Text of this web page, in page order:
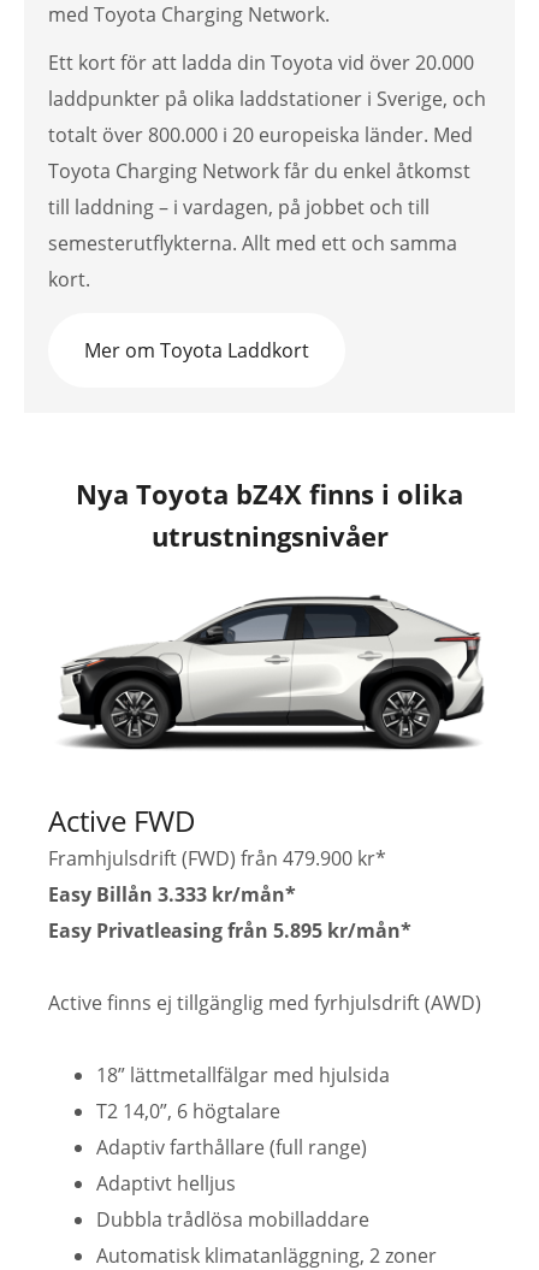
med Toyota Charging Network.
Ett kort för att ladda din Toyota vid över 20.000
laddpunkter på olika laddstationer i Sverige, och
totalt över 800.000 i 20 europeiska länder. Med
Toyota Charging Network får du enkel åtkomst
till laddning – i vardagen, på jobbet och till
semesterutflykterna. Allt med ett och samma
kort.
Mer om Toyota Laddkort
Nya Toyota bZ4X finns i olika
utrustningsnivåer
Active FWD
Framhjulsdrift (FWD) från 479.900 kr*
Easy Billån 3.333 kr/mån*
Easy Privatleasing från 5.895 kr/mån*
Active finns ej tillgänglig med fyrhjulsdrift (AWD)
18” lättmetallfälgar med hjulsida
T2 14,0”, 6 högtalare
Adaptiv farthållare (full range)
Adaptivt helljus
Dubbla trådlösa mobilladdare
Automatisk klimatanläggning, 2 zoner